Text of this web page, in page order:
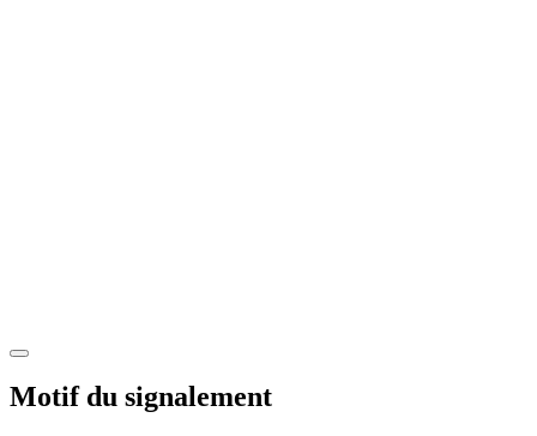
Motif du signalement